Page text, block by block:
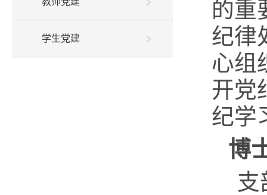
学生党建
的重
纪律
心组
开党
纪学
博
支